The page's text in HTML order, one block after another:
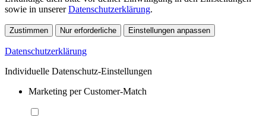
sowie in unsererDatenschutzerklärung.
Zustimmen Nur erforderliche Einstellungen anpassen
Datenschutzerklärung
Individuelle Datenschutz-Einstellungen
Marketing per Customer-Match